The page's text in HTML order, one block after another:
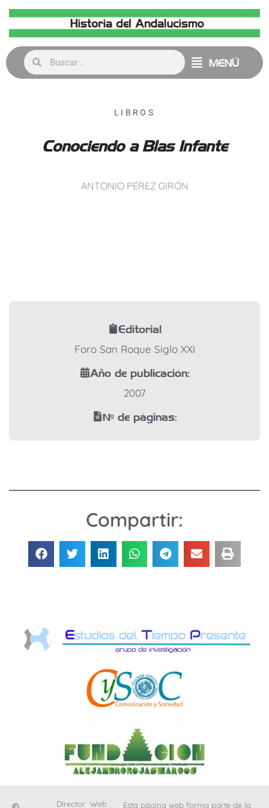
MENÚ
LIBROS
Conociendo a Blas Infante
ANTONIO PÉREZ GIRÓN
Editorial
Foro San Roque Siglo XXI
Año de publicación:
2007
Nº de páginas:
Compartir:
Director Web
Esta página web forma parte de la